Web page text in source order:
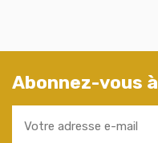
Abonnez-vous